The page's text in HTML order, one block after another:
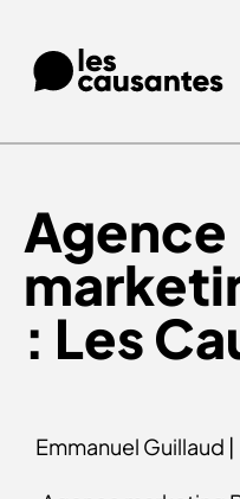
Agence
: Les
Emmanuel Guillaud |